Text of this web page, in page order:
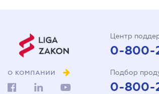
О КОМПАНИИ
Центр
0-800-
Подбор
0-800-